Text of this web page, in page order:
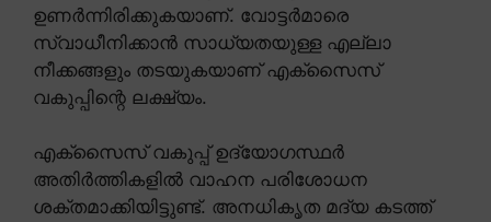
ഉണർന്നിരിക്കുകയാണ്. വോട്ടർമാരെ
സ്വാധീനിക്കാൻ സാധ്യതയുള്ള എല്ലാ
നീക്കങ്ങളും തടയുകയാണ് എക്സൈസ്
വകുപ്പിന്റെ ലക്ഷ്യം.
എക്സൈസ് വകുപ്പ് ഉദ്യോഗസ്ഥർ
അതിർത്തികളിൽ വാഹന പരിശോധന
ശക്തമാക്കിയിട്ടുണ്ട്. അനധികൃത മദ്യ കടത്ത്